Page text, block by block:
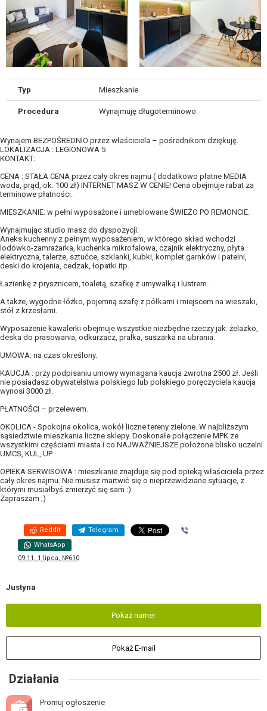
Typ Mieszkanie
Procedura Wynajmuję długoterminowo
Wynajem BEZPOŚREDNIO przez właściciela – pośrednikom dziękuję.
LOKALIZACJA : LEGIONOWA 5
KONTAKT:
CENA : STAŁA CENA przez cały okres najmu ( dodatkowo płatne MEDIA
woda, prąd, ok. 100 zł) INTERNET MASZ W CENIE! Cena obejmuje rabat za
terminowe płatności.
MIESZKANIE: w pełni wyposażone i umeblowane ŚWIEŻO PO REMONCIE.
Wynajmując studio masz do dyspozycji:
Aneks kuchenny z pełnym wyposażeniem, w którego skład wchodzi
lodówko-zamrażarka, kuchenka mikrofalowa, czajnik elektryczny, płyta
elektryczna, talerze, sztućce, szklanki, kubki, komplet garnków i patelni,
deski do krojenia, cedzak, łopatki itp.
Łazienkę z prysznicem, toaletą, szafkę z umywalką i lustrem.
A także, wygodne łóżko, pojemną szafę z półkami i miejscem na wieszaki,
stół z krzesłami.
Wyposażenie kawalerki obejmuje wszystkie niezbędne rzeczy jak: żelazko,
deska do prasowania, odkurzacz, pralka, suszarka na ubrania.
UMOWA: na czas określony.
KAUCJA : przy podpisaniu umowy wymagana kaucja zwrotna 2500 zł. Jeśli
nie posiadasz obywatelstwa polskiego lub polskiego poręczyciela kaucja
wynosi 3000 zł.
PŁATNOŚCI – przelewem.
OKOLICA - Spokojna okolica, wokół liczne tereny zielone. W najbliższym
sąsiedztwie mieszkania liczne sklepy. Doskonałe połączenie MPK ze
wszystkimi częściami miasta i co NAJWAŻNIEJSZE położone blisko uczelni
UMCS, KUL, UP.
OPIEKA SERWISOWA : mieszkanie znajduje się pod opieką właściciela przez
cały okres najmu. Nie musisz martwić się o nieprzewidziane sytuacje, z
którymi musiałbyś zmierzyć się sam :)
Zapraszam ;)
Reddit Telegram
WhatsApp
09:11, 1 lipca, №610
Justyna
Pokaż numer
Pokaż E-mail
Działania
Promuj ogłoszenie